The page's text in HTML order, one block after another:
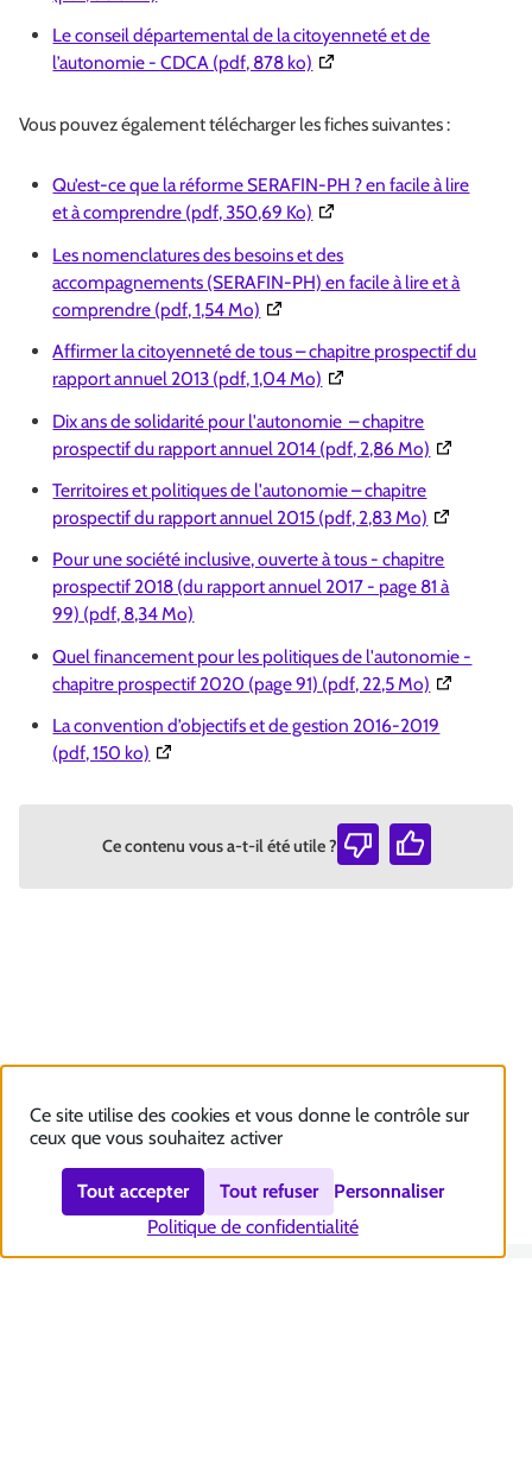
Le conseil départemental de la citoyenneté et de
l’autonomie - CDCA (pdf, 878 ko) (Ouverture dans une
Vous pouvez également télécharger les fiches suivantes :
Qu’est-ce que la réforme SERAFIN-PH ? en facile à lire
et à comprendre (pdf, 350,69 Ko) (Ouverture dans une
Les nomenclatures des besoins et des
accompagnements (SERAFIN-PH) en facile à lire et à
comprendre (pdf, 1,54 Mo) (Ouverture dans une nouvelle
Affirmer la citoyenneté de tous – chapitre prospectif du
rapport annuel 2013 (pdf, 1,04 Mo) (Ouverture dans une
Dix ans de solidarité pour l'autonomie – chapitre
prospectif du rapport annuel 2014 (pdf, 2,86 Mo) (Ouverture
Territoires et politiques de l'autonomie – chapitre
prospectif du rapport annuel 2015 (pdf, 2,83 Mo) (Ouverture
Pour une société inclusive, ouverte à tous - chapitre
prospectif 2018 (du rapport annuel 2017 - page 81 à
99) (pdf, 8,34 Mo)
Quel financement pour les politiques de l'autonomie -
chapitre prospectif 2020 (page 91) (pdf, 22,5 Mo) (Ouverture
La convention d’objectifs et de gestion 2016-2019
(pdf, 150 ko) (Ouverture dans une nouvelle fenêtre)
Ce contenu vous a-t-il été utile ?
Ce site utilise des cookies et vous donne le contrôle sur
ceux que vous souhaitez activer
Tout accepter Tout refuser
Personnaliser
Politique de confidentialité